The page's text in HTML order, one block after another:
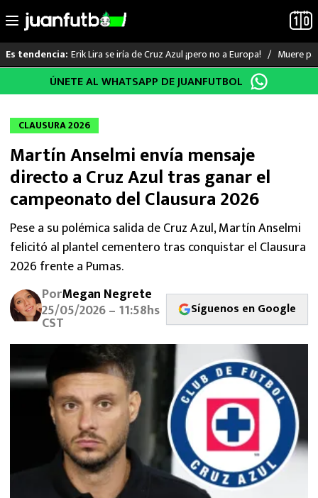
al
Es tendencia: Erik Lira se iría de Cruz Azul ¡pero no a Europa! Muere
LO ÚLTIMO
LIGA MX
RAYADOS
PUMAS
ATLANTE
SELECCIÓN MEXICANA
FUTBOL INTERNACIONAL
MEXICANOS EN EL EXTRANJERO
FUTBOL ESTUFA
FÓRMULA 1
LIGA MX
ÚNETE AL WHATSAPP DE JUANFUTBOL
CLAUSURA 2026
Martín Anselmi envía mensaje
directo a Cruz Azul tras ganar el
campeonato del Clausura 2026
Pese a su polémica salida de Cruz Azul, Martín Anselmi
felicitó al plantel cementero tras conquistar el Clausura
2026 frente a Pumas.
PorMegan Negrete
25/05/2026 – 11:58hs
CST
Síguenos en Google